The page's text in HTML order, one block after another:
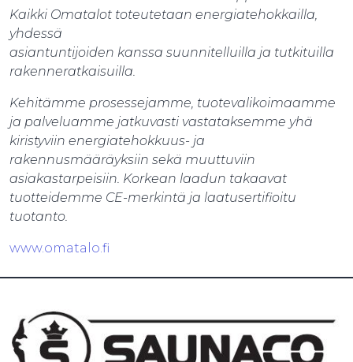
Kaikki Omatalot toteutetaan energiatehokkailla,
yhdessä
asiantuntijoiden kanssa suunnitelluilla ja tutkituilla
rakenneratkaisuilla.
Kehitämme prosessejamme, tuotevalikoimaamme
ja palveluamme jatkuvasti vastataksemme yhä
kiristyviin energiatehokkuus- ja
rakennusmääräyksiin sekä muuttuviin
asiakastarpeisiin. Korkean laadun takaavat
tuotteidemme CE-merkintä ja laatusertifioitu
tuotanto.
www.omatalo.fi